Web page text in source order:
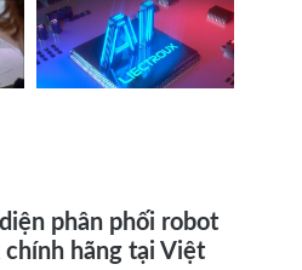
phân phối robot
hãng tại Việt